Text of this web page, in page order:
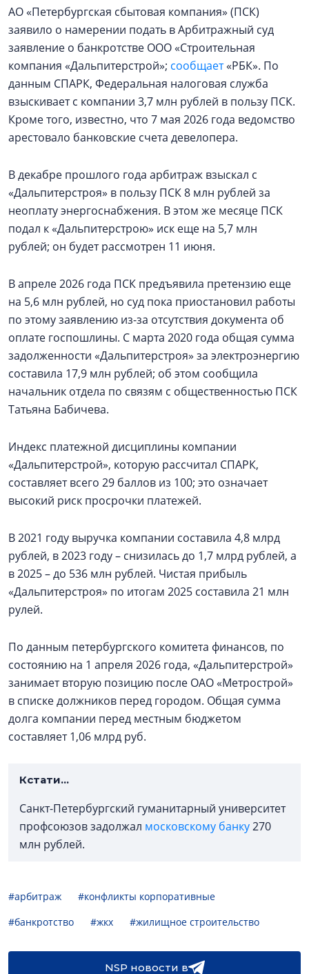
АО «Петербургская сбытовая компания» (ПСК)
заявило о намерении подать в Арбитражный суд
заявление о банкротстве ООО «Строительная
компания «Дальпитерстрой»; сообщает«РБК». По
данным СПАРК, Федеральная налоговая служба
взыскивает с компании 3,7 млн рублей в пользу ПСК.
Кроме того, известно, что 7 мая 2026 года ведомство
арестовало банковские счета девелопера.
В декабре прошлого года арбитраж взыскал с
«Дальпитерстроя» в пользу ПСК 8 млн рублей за
неоплату энергоснабжения. В этом же месяце ПСК
подал к «Дальпитерстрою» иск еще на 5,7 млн
рублей; он будет рассмотрен 11 июня.
В апреле 2026 года ПСК предъявила претензию еще
на 5,6 млн рублей, но суд пока приостановил работы
по этому заявлению из-за отсутствия документа об
оплате госпошлины. С марта 2020 года общая сумма
задолженности «Дальпитерстроя» за электроэнергию
составила 17,9 млн рублей; об этом сообщила
начальник отдела по связям с общественностью ПСК
Татьяна Бабичева.
Индекс платежной дисциплины компании
«Дальпитерстрой», которую рассчитал СПАРК,
составляет всего 29 баллов из 100; это означает
высокий риск просрочки платежей.
В 2021 году выручка компании составила 4,8 млрд
рублей, в 2023 году – снизилась до 1,7 млрд рублей, а
в 2025 – до 536 млн рублей. Чистая прибыль
«Дальпитерстроя» по итогам 2025 составила 21 млн
рулей.
По данным петербургского комитета финансов, по
состоянию на 1 апреля 2026 года, «Дальпитерстрой»
занимает вторую позицию после ОАО «Метрострой»
в списке должников перед городом. Общая сумма
долга компании перед местным бюджетом
составляет 1,06 млрд руб.
Кстати...
Санкт-Петербургский гуманитарный университет
профсоюзов задолжал московскому банку270
млн рублей.
#арбитраж
#конфликты корпоративные
#банкротство
#жкх #жилищное строительство
NSP новости в